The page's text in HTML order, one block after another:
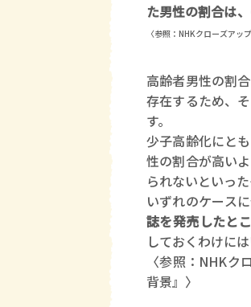
た男性の割合は
〈参照：NHKクローズアッ
高齢者男性の割
存在するため、
す。
少子高齢化にと
性の割合が高い
られないといっ
いずれのケース
誌を発売したと
しておくわけに
〈参照：NHK
背景』〉